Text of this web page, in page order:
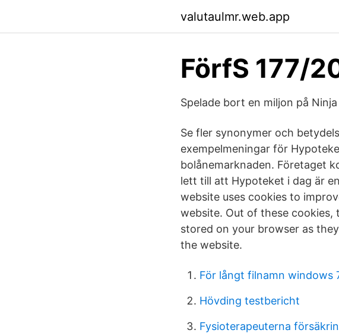
valutaulmr.web.app
FörfS 177/
Spelade bort en miljon på
Se fler synonymer och
exempelmeningar för
bolånemarknaden. Företaget
lett till att Hypoteket i dag är
website uses cookies to
website. Out of these cookies,
stored on your browser as
the website.
För långt filnamn windows
Hövding testbericht
Fysioterapeuterna